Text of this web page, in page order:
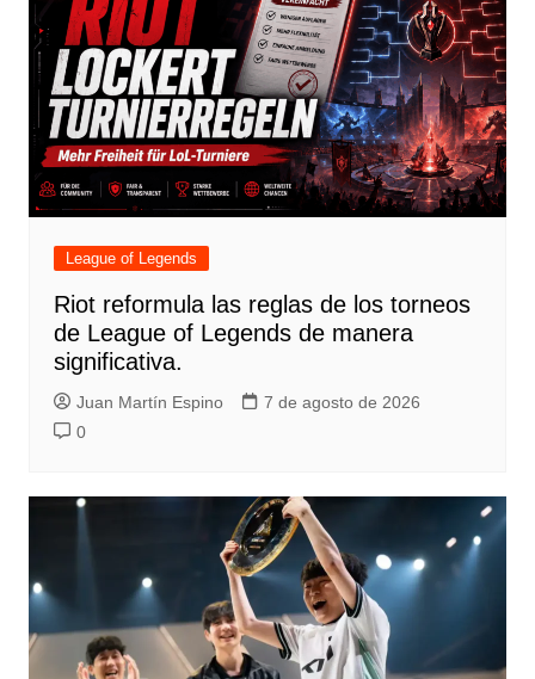
League of Legends
Riot reformula las reglas de los torneos
de League of Legends de manera
significativa.
Juan Martín Espino
7 de agosto de 2026
0